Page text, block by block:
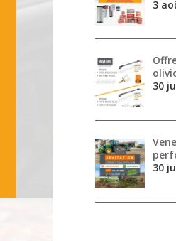
3
30
30